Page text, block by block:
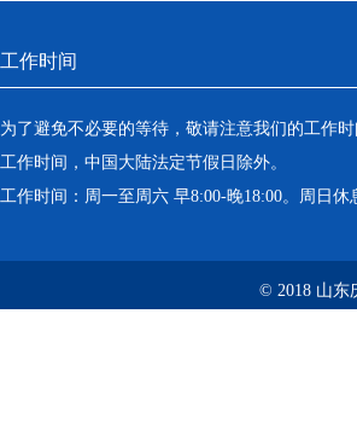
工作时间
为了避免不必要的等待，敬请注意我们的工作
工作时间，中国大陆法定节假日除外。
工作时间：周一至周六 早8:00-晚18:00。周日休
© 2018 山东